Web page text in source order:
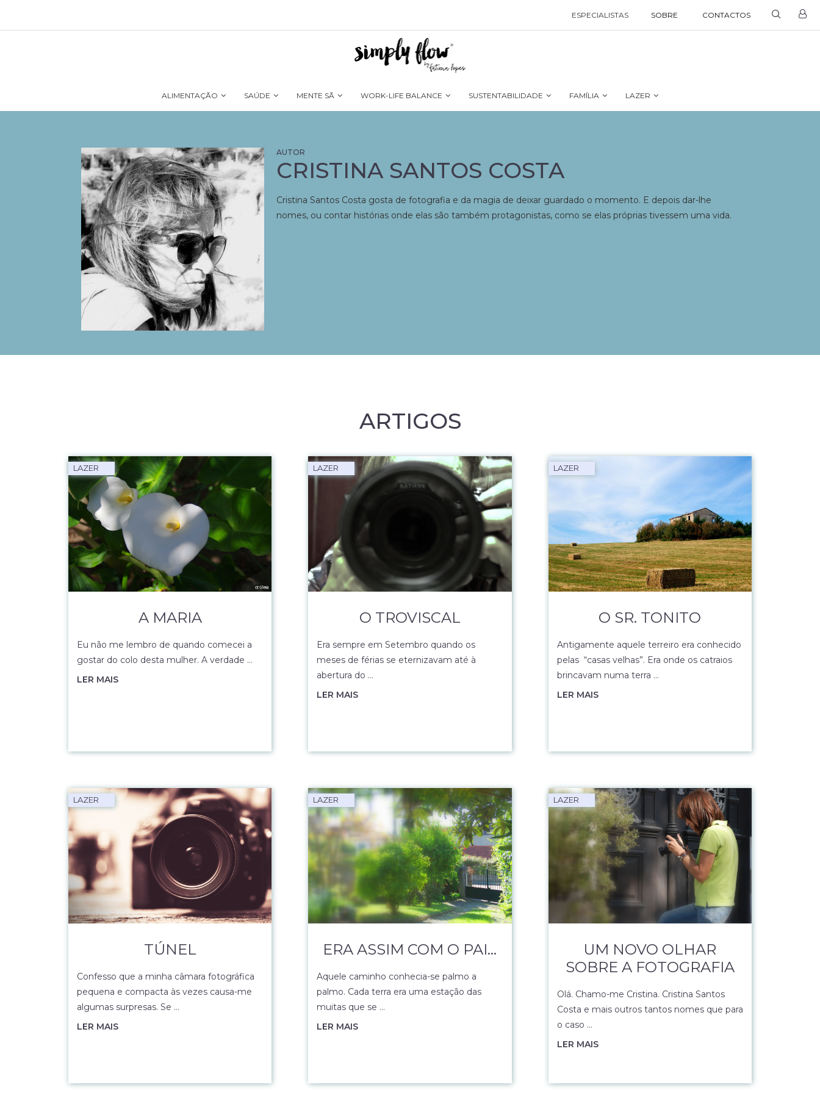
ESPECIALISTAS SOBRE CONTACTOS
ALIMENTAÇÃO SAÚDE MENTE SÃ WORK-LIFE BALANCE SUSTENTABILIDADE FAMÍLIA LAZER
CRISTINA SANTOS COSTA
Cristina Santos Costa gosta de fotografia e da magia de deixar guardado o momento. E depois dar-lhe
nomes, ou contar histórias onde elas são também protagonistas, como se elas próprias tivessem uma vida.
ARTIGOS
LAZER
A MARIA
Eu não me lembro de quando comecei a
gostar do colo desta mulher. A verdade …
LER MAIS
LAZER
O TROVISCAL
Era sempre em Setembro quando os
meses de férias se eternizavam até à
abertura do …
LER MAIS
LAZER
O SR. TONITO
Antigamente aquele terreiro era conhecido
pelas “casas velhas”. Era onde os catraios
brincavam numa terra …
LER MAIS
LAZER
TÚNEL
Confesso que a minha câmara fotográfica
pequena e compacta às vezes causa-me
algumas surpresas. Se …
LER MAIS
LAZER
ERA ASSIM COM O PAI…
Aquele caminho conhecia-se palmo a
palmo. Cada terra era uma estação das
muitas que se …
LER MAIS
LAZER
UM NOVO OLHAR
SOBRE A FOTOGRAFIA
Olá. Chamo-me Cristina. Cristina Santos
Costa e mais outros tantos nomes que para
o caso …
LER MAIS